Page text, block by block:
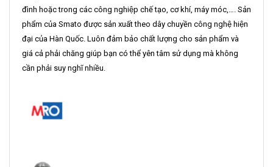
đình hoặc trong các công nghiệp chế tạo, cơ khí, máy móc,…. Sản
phẩm của Smato được sản xuất theo dây chuyền công nghệ hiện
đại của Hàn Quốc. Luôn đảm bảo chất lượng cho sản phẩm và
giá cả phải chăng giúp bạn có thể yên tâm sử dụng mà không
cần phải suy nghĩ nhiều.